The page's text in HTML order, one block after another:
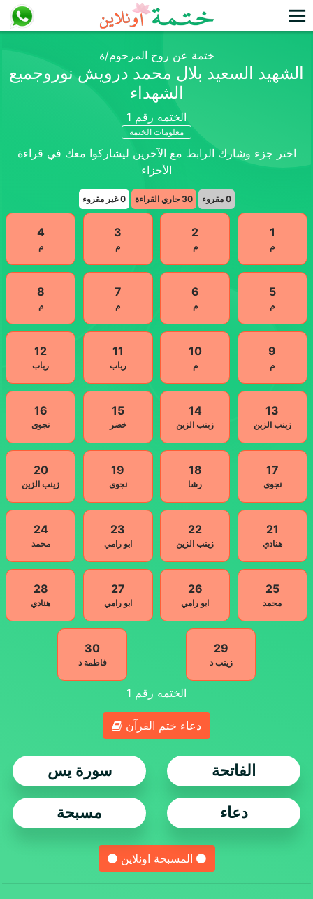
ختمة عن روح المرحوم/ة
الشهيد السعيد بلال محمد درويش نوروجميع
الشهداء
الختمه رقم 1
معلومات الختمة
اختر جزء وشارك الرابط مع الآخرين ليشاركوا معك في قراءة
الأجزاء
0 مقروء 30 جاري القراءة 0غير مقروء
1
م
2
م
3
م
4
م
5
م
6
م
7
م
8
م
9
م
10
م
11
رباب
12
رباب
13
زينب الزين
14
زينب الزين
15
خضر
16
نجوى
17
نجوى
18
رشا
19
نجوى
20
زينب الزين
21
هنادي
22
زينب الزين
23
ابو رامي
24
محمد
25
محمد
26
ابو رامي
27
ابو رامي
28
هنادي
29
زينب د
30
فاطمة د
الختمه رقم 1
دعاء ختم القرآن
الفاتحة سورة يس
دعاء مسبحة
المسبحة اونلاين